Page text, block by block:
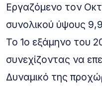
Εργαζόμενο τον
συνολικού ύψους
Το 1ο εξάμηνο του
συνεχίζοντας να
Δυναμικό της